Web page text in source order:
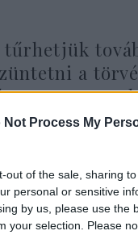
Not Process My
out of the sale, sharing
personal or sensitive
by us, please use the
your selection. Please
tűrhetjük
a
– szögezte
magát.
a lángok